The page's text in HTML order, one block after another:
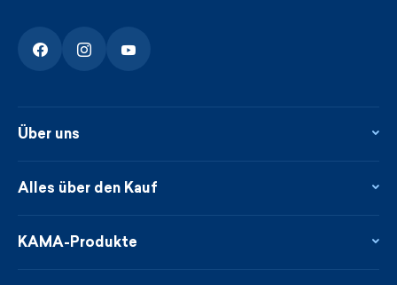
Über uns
Kontakte
Neuheiten
Alles über den Kauf
Treueprogramm
KAMA-Produkte